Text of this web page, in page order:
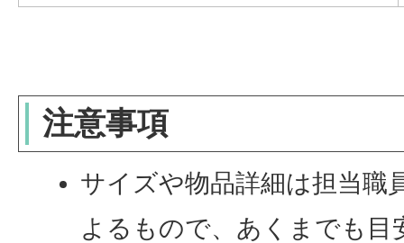
注意事項
サイズや物品詳細は担当職
よるもので、あくまでも目